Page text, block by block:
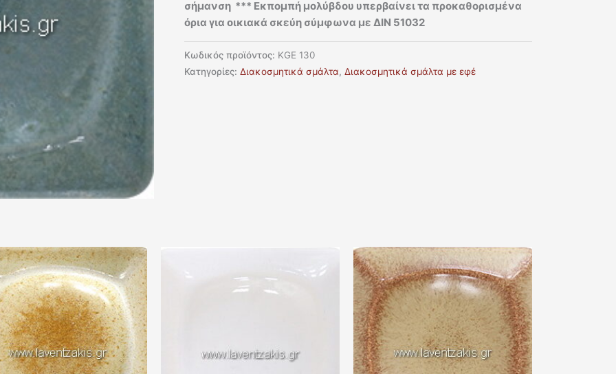
σήμανση *** Εκπομπή μολύβδου υπερβαίνει τα προκαθορισμένα
όρια για οικιακά σκεύη σύμφωνα με ΔΙΝ 51032
Κωδικός προϊόντος: KGE 130
Κατηγορίες: Διακοσμητικά σμάλτα, Διακοσμητικά σμάλτα με εφέ